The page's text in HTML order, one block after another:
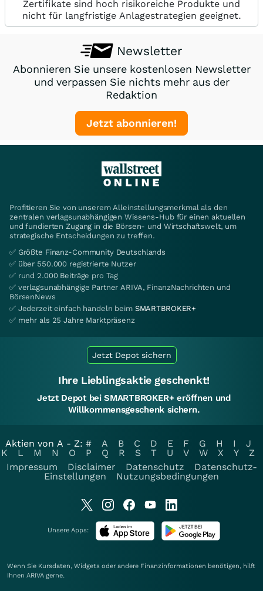
Zertifikate sind hoch risikoreiche Produkte und
nicht für langfristige Anlagestrategien geeignet.
Newsletter
Abonnieren Sie unsere kostenlosen Newsletter
und verpassen Sie nichts mehr aus der
Redaktion
Jetzt abonnieren!
Profitieren Sie von unserem Alleinstellungsmerkmal als den
zentralen verlagsunabhängigen Wissens-Hub für einen aktuellen
und fundierten Zugang in die Börsen- und Wirtschaftswelt, um
strategische Entscheidungen zu treffen.
✅ Größte Finanz-Community Deutschlands
✅ über 550.000 registrierte Nutzer
✅ rund 2.000 Beiträge pro Tag
✅ verlagsunabhängige Partner ARIVA, FinanzNachrichten und
BörsenNews
✅ Jederzeit einfach handeln beim SMARTBROKER+
✅ mehr als 25 Jahre Marktpräsenz
Jetzt Depot sichern
Ihre Lieblingsaktie geschenkt!
Jetzt Depot bei SMARTBROKER+ eröffnen und
Willkommensgeschenk sichern.
Aktien von A - Z: # A B C D E F G H I
J
K
L M N O P Q R S T U V W X Y
Z
Impressum
Disclaimer Datenschutz
Datenschutz-
Einstellungen
Nutzungsbedingungen
Unsere Apps:
Wenn Sie Kursdaten, Widgets oder andere Finanzinformationen benötigen, hilft
Ihnen ARIVA gerne.